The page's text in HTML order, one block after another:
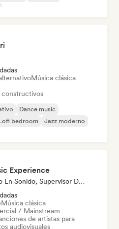
Música clásica
constructivos
Dance music
bedroom
Jazz moderno
Experience
Mentor, Experto En Sonido, Supervisor De Sincronización
Música clásica
/ Mainstream
de artistas para
audiovisuales